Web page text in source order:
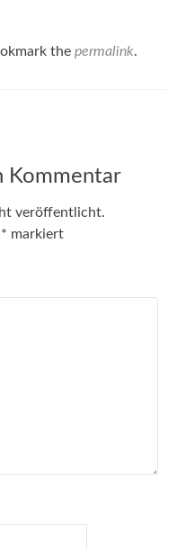
the permalink.
Kommentar
veröffentlicht.
* markiert